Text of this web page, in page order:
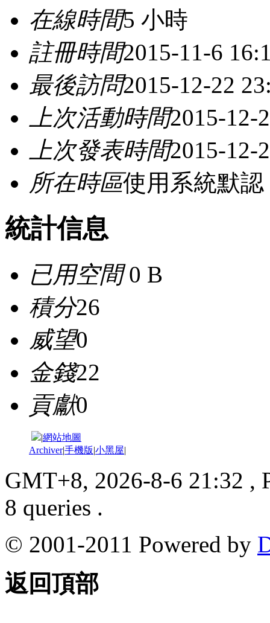
在線時間5 小時
註冊時間2015-11-6
最後訪問2015-12-22
上次活動時間2015-12-
上次發表時間2015-12-
所在時區使用系統默認
統計信息
已用空間0 B
積分26
威望0
金錢22
貢獻0
|網站地圖
Archiver|手機版|小黑屋|
GMT+8, 2026-8-6 21:32 ,
8 queries .
© 2001-2011 Powered by
返回頂部